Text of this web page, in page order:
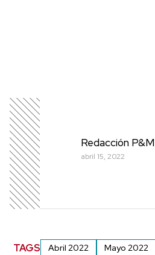
Redacción P&M
abril 15, 2022
TAGS Abril 2022 Mayo 2022